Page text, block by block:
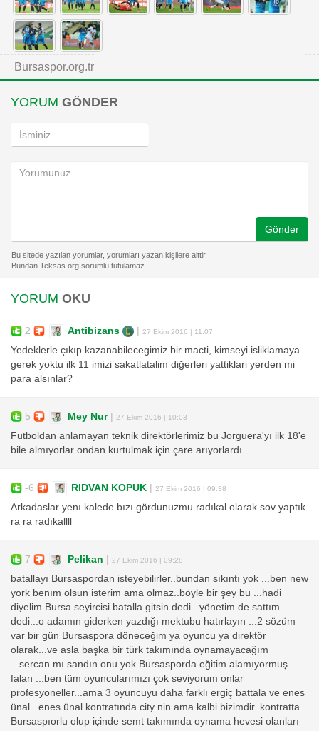
Bursaspor.org.tr
YORUM GÖNDER
Gönder
YORUM OKU
2 Antibizans | 27 Ekim 2016 | 11:07
Yedeklerle çıkıp kazanabilecegimiz bir macti, kimseyi isliklamaya
gerek yoktu ilk 11 imizi sakatlatalim diğerleri yattiklari yerden mi
para alsınlar?
5 Mey Nur| 27 Ekim 2016 | 10:03
Futboldan anlamayan teknik direktörlerimiz bu Jorguera'yı ilk 18'e
bile almıyorlar ondan kurtulmak için çare arıyorlardı..
-6 RIDVAN KOPUK | 27 Ekim 2016 | 09:38
Arkadaslar yenı kalede bızı gördunuzmu radıkal olarak sov yaptık
ra ra radıkallll
7 Pelikan | 27 Ekim 2016 | 09:28
batallayı Bursaspordan isteyebilirler..bundan sıkıntı yok ...ben new
york benım olsun isterim ama olmaz..böyle bir şey bu ...hadi
diyelim Bursa seyircisi batalla gitsin dedi ..yönetim de sattım
dedi...o adamın giderken yazdığı mektubu hatırlayın ...2 sözüm
var bir gün Bursaspora döneceğim ya oyuncu ya direktör
olarak...ve asla başka bir türk takımında oynamayacağım
...sercan mı sandın onu yok Bursasporda eğitim alamıyormuş
falan ...ben tüm oyuncularımızı çok seviyorum onlar
profesyoneller...ama 3 oyuncuyu daha farklı ergiç battala ve enes
ünal...enes ünal kontratında city nin ama kalbi bizimdir..kontratta
Bursaspıorlu olup içinde semt takımında oynama hevesi olanları